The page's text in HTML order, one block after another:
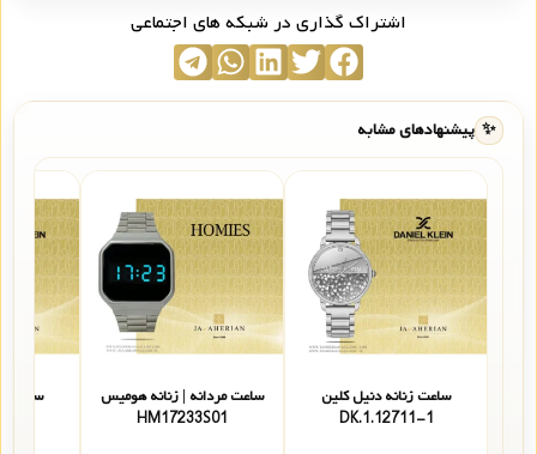
اشتراک گذاری در شبکه های اجتماعی
✨ پیشنهادهای مشابه
ساعت زنانه دنیل کلین
DK.1.12711-1
ساعت مردانه | زنانه هومیس
HM17233S01
ساعت